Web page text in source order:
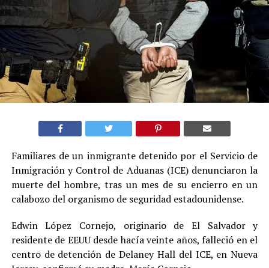
Familiares de un inmigrante detenido por el Servicio de
Inmigración y Control de Aduanas (ICE) denunciaron la
muerte del hombre, tras un mes de su encierro en un
calabozo del organismo de seguridad estadounidense.
Edwin López Cornejo, originario de El Salvador y
residente de EEUU desde hacía veinte años, falleció en el
centro de detención de Delaney Hall del ICE, en Nueva